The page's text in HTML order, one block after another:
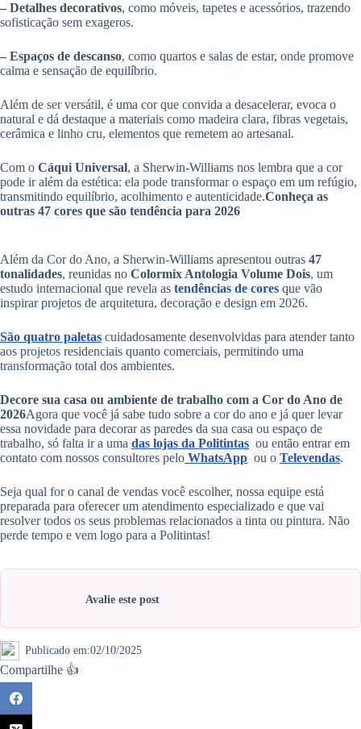
– Detalhes decorativos, como móveis, tapetes e acessórios, trazendo
sofisticação sem exageros.
– Espaços de descanso, como quartos e salas de estar, onde promove
calma e sensação de equilíbrio.
Além de ser versátil, é uma cor que convida a desacelerar, evoca o
natural e dá destaque a materiais como madeira clara, fibras vegetais,
cerâmica e linho cru, elementos que remetem ao artesanal.
Com o Cáqui Universal, a Sherwin-Williams nos lembra que a cor
pode ir além da estética: ela pode transformar o espaço em um refúgio,
transmitindo equilíbrio, acolhimento e autenticidade.Conheça as
outras 47 cores que são tendência para 2026
Além da Cor do Ano, a Sherwin-Williams apresentou outras 47
tonalidades, reunidas no Colormix Antologia Volume Dois, um
estudo internacional que revela as tendências de cores que vão
inspirar projetos de arquitetura, decoração e design em 2026.
São quatro paletas cuidadosamente desenvolvidas para atender tanto
aos projetos residenciais quanto comerciais, permitindo uma
transformação total dos ambientes.
Decore sua casa ou ambiente de trabalho com a Cor do Ano de
2026Agora que você já sabe tudo sobre a cor do ano e já quer levar
essa novidade para decorar as paredes da sua casa ou espaço de
trabalho, só falta ir a uma das lojas da Politintas ou então entrar em
contato com nossos consultores pelo WhatsApp ou o Televendas.
Seja qual for o canal de vendas você escolher, nossa equipe está
preparada para oferecer um atendimento especializado e que vai
resolver todos os seus problemas relacionados a tinta ou pintura. Não
perde tempo e vem logo para a Politintas!
Avalie este post
Publicado em:02/10/2025
Compartilhe 👍